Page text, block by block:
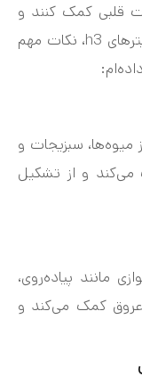
قلبی کمک کنند و
سلامت قلب را حفظ کنند. در ادامه با تیترهای h3، نکات مهم
سبزیجات و
و از تشکیل
مانند پیاده‌روی،
عروق کمک می‌کند و